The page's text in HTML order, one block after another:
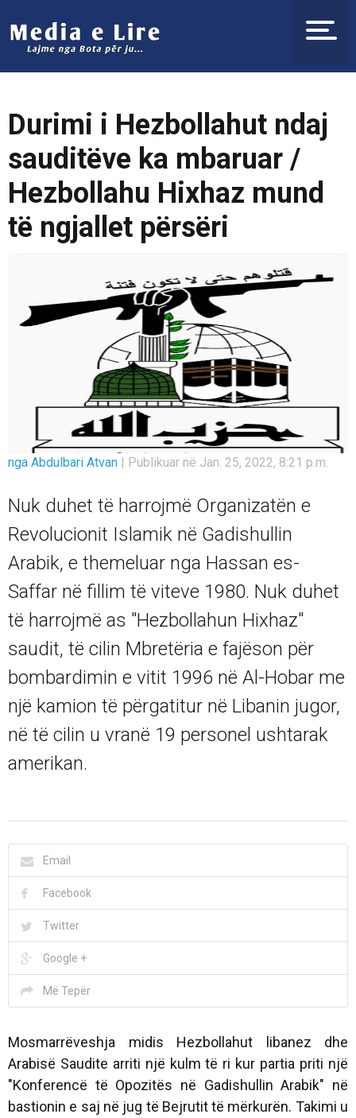
Durimi i Hezbollahut ndaj
sauditëve ka mbaruar /
Hezbollahu Hixhaz mund
të ngjallet përsëri
nga Abdulbari Atvan | Publikuar në Jan. 25, 2022, 8:21 p.m.
Nuk duhet të harrojmë Organizatën e
Revolucionit Islamik në Gadishullin
Arabik, e themeluar nga Hassan es-
Saffar në fillim të viteve 1980. Nuk duhet
të harrojmë as "Hezbollahun Hixhaz"
saudit, të cilin Mbretëria e fajëson për
bombardimin e vitit 1996 në Al-Hobar me
një kamion të përgatitur në Libanin jugor,
në të cilin u vranë 19 personel ushtarak
amerikan.
Email
Facebook
Twitter
Google +
Më Tepër
Mosmarrëveshja midis Hezbollahut libanez dhe
Arabisë Saudite arriti një kulm të ri kur partia priti një
"Konferencë të Opozitës në Gadishullin Arabik" në
bastionin e saj në jug të Bejrutit të mërkurën. Takimi u